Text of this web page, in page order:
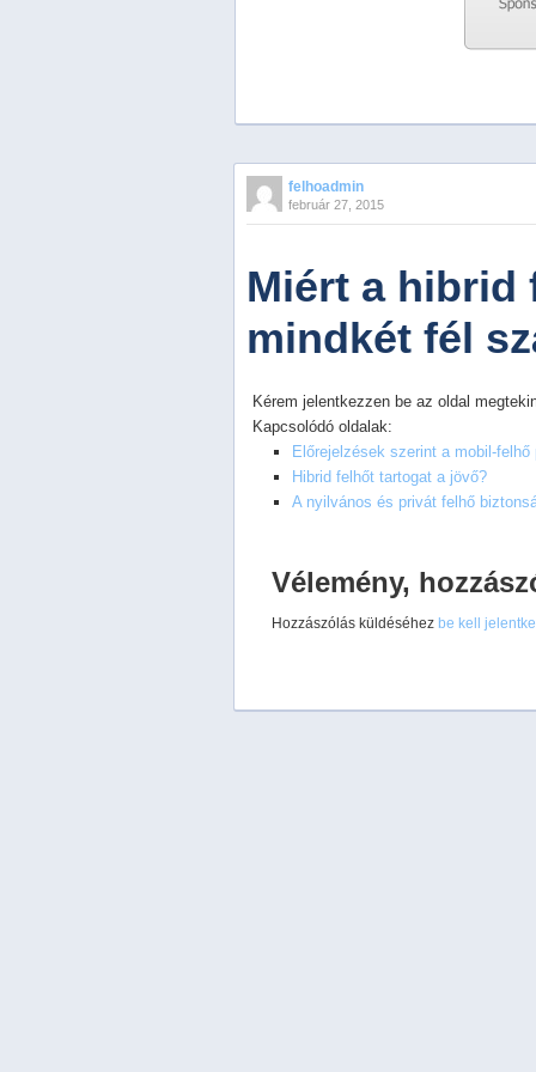
PreviousNextStop
2
felhoadmin
február 27, 2015
Miért a hibrid
mindkét fél
Kérem jelentkezzen be az oldal
Kapcsolódó oldalak:
Előrejelzések szerint a mobil-
Hibrid felhőt tartogat a jövő?
A nyilvános és privát felhő
Vélemény,
Hozzászólás küldéséhez be kell